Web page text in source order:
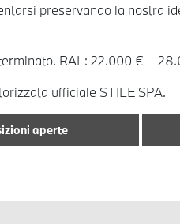
preservando la nostra
RAL: 22.000 € –
ufficiale STILE SPA.
aperte